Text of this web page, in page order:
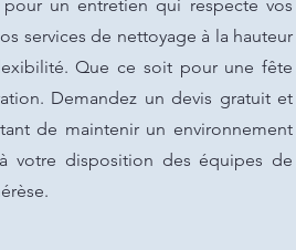
un entretien qui respecte vos
services de nettoyage à la hauteur
Que ce soit pour une fête
Demandez un devis gratuit et
de maintenir un environnement
votre disposition des équipes de